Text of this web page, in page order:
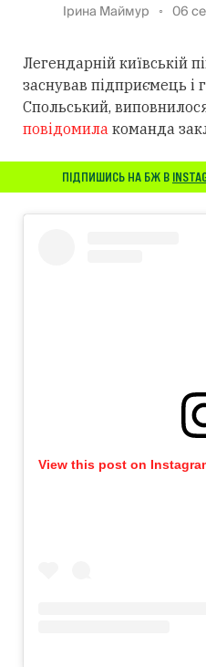
Ірина Маймур 06
Легендарній київській
заснував підприємець
Спольський,
повідомила команда
ПІДПИШИСЬ НА БЖ В
View this post on